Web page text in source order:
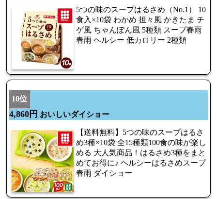
5つの味のスープはるさめ（No.1） 10
食入×10袋 わかめ 担々風 かきたま チ
ゲ風 ちゃんぽん風 5種類 スープ春雨
春雨 ヘルシー 低カロリー 2種類
10位
4,860円 おいしいダイショー
【送料無料】5つの味のスープはるさ
め3種×10袋 全15種類100食の味が楽し
める 大人気商品！はるさめ3種をまと
めてお得に♪ ヘルシーはるさめスープ
春雨 ダイショー